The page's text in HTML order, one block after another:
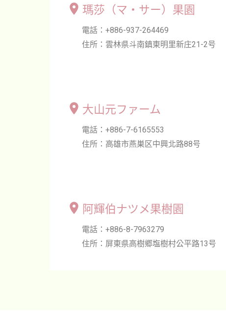
瑪莎（マ・サー）果園
電話：+886-937-264469
住所：雲林県斗南鎮東明里新庄21-2号
大山元ファーム
電話：+886-7-6165553
住所：高雄市燕巣区中興北路88号
阿輝伯ナツメ果樹園
電話：+886-8-7963279
住所：屏東県高樹郷塩樹村公平路13号